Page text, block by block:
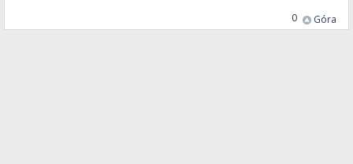
Góra
0